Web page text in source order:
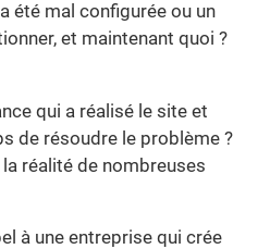
été mal configurée ou un
et maintenant quoi ?
qui a réalisé le site et
de résoudre le problème ?
réalité de nombreuses
à une entreprise qui crée